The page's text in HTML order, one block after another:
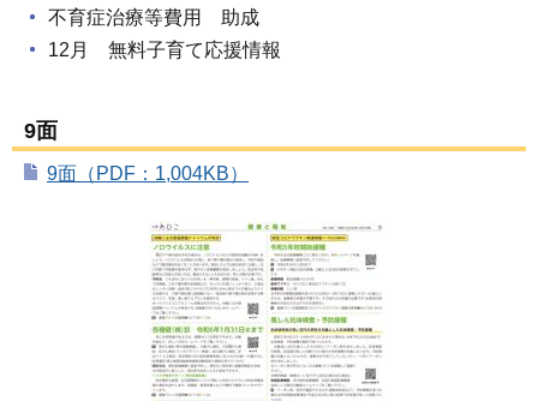
不育症治療等費用 助成
12月 無料子育て応援情報
9面
9面（PDF：1,004KB）